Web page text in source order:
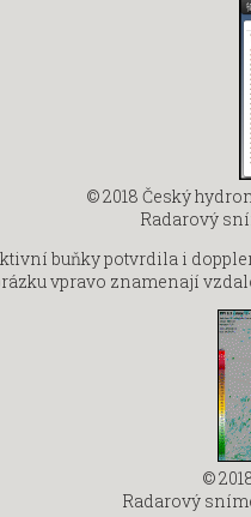
© 2018 Český
Radarový
buňky potvrdila i
vpravo znamenají
©
Radarový